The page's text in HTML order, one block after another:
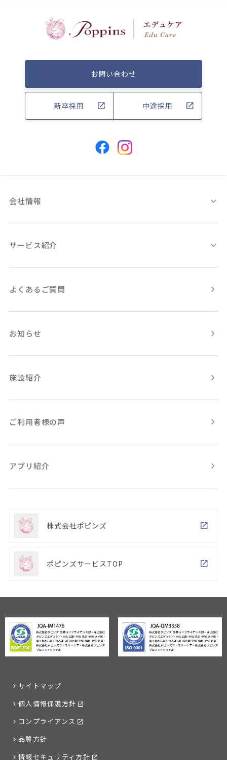
お問い合わせ
新卒採用 中途採用
会社情報
サービス紹介
よくあるご質問
お知らせ
施設紹介
ご利用者様の声
アプリ紹介
株式会社ポピンズ
ポピンズサービスTOP
サイトマップ
個人情報保護方針
コンプライアンス
品質方針
情報セキュリティ方針